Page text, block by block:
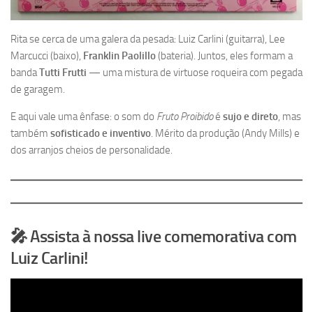
Rita se cerca de uma galera da pesada: Luiz Carlini (guitarra), Lee
Marcucci (baixo), Franklin Paolillo(bateria). Juntos, eles formam a
bandaTutti Frutti — uma mistura de virtuose roqueira com pegada
de garagem.
E aqui vale uma ênfase: o som do Fruto Proibidoé sujo e direto, mas
também sofisticado e inventivo. Mérito da produção (Andy Mills) e
dos arranjos cheios de personalidade.
🎤 Assista à nossa live comemorativa com
Luiz Carlini!